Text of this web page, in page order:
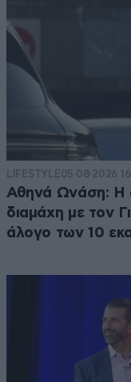
LIFESTYLE05·08·2026
Αθηνά Ωνάση: Η
διαμάχη με τον
άλογο των 10